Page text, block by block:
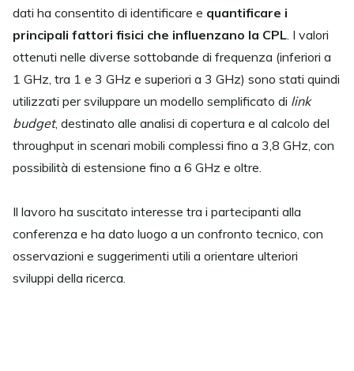
dati ha consentito di identificare e quantificare i
principali fattori fisici che influenzano la CPL. I valori
ottenuti nelle diverse sottobande di frequenza (inferiori a
1 GHz, tra 1 e 3 GHz e superiori a 3 GHz) sono stati quindi
utilizzati per sviluppare un modello semplificato di link
budget, destinato alle analisi di copertura e al calcolo del
throughput in scenari mobili complessi fino a 3,8 GHz, con
possibilità di estensione fino a 6 GHz e oltre.
Il lavoro ha suscitato interesse tra i partecipanti alla
conferenza e ha dato luogo a un confronto tecnico, con
osservazioni e suggerimenti utili a orientare ulteriori
sviluppi della ricerca.